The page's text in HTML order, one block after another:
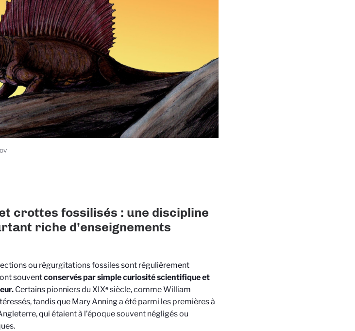
crottes fossilisés : une discipline
riche d’enseignements
ou régurgitations fossiles sont régulièrement
souventconservés par simple curiosité scientifique et
Certains pionniers du XIXᵉ siècle, comme William
tandis que Mary Anning a été parmi les premières à
qui étaient à l’époque souvent négligés ou